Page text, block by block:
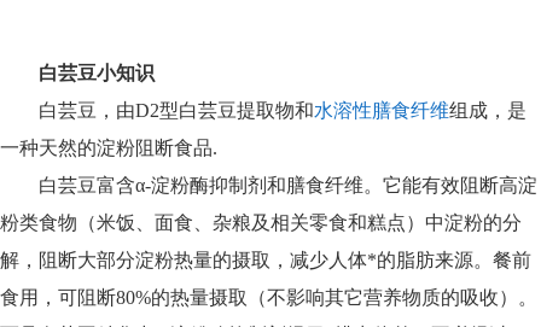
白芸豆小知识
白芸豆，由D2型白芸豆提取物和水溶性膳食纤维组成，是
一种天然的淀粉阻断食品.
白芸豆富含α-淀粉酶抑制剂和膳食纤维。它能有效阻断高淀
粉类食物（米饭、面食、杂粮及相关零食和糕点）中淀粉的分
解，阻断大部分淀粉热量的摄取，减少人体*的脂肪来源。餐前
食用，可阻断80%的热量摄取（不影响其它营养物质的吸收）。